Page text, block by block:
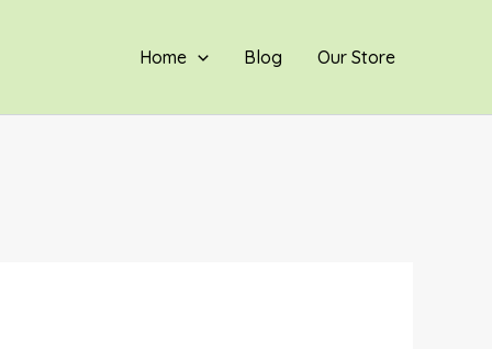
Home Blog Our Store
Rp62,200,000.00